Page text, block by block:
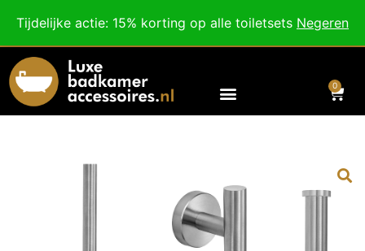
Tijdelijke actie: 15% korting op alle toiletsets Negeren
Voor 18:00 besteld, morgen in huis!
0